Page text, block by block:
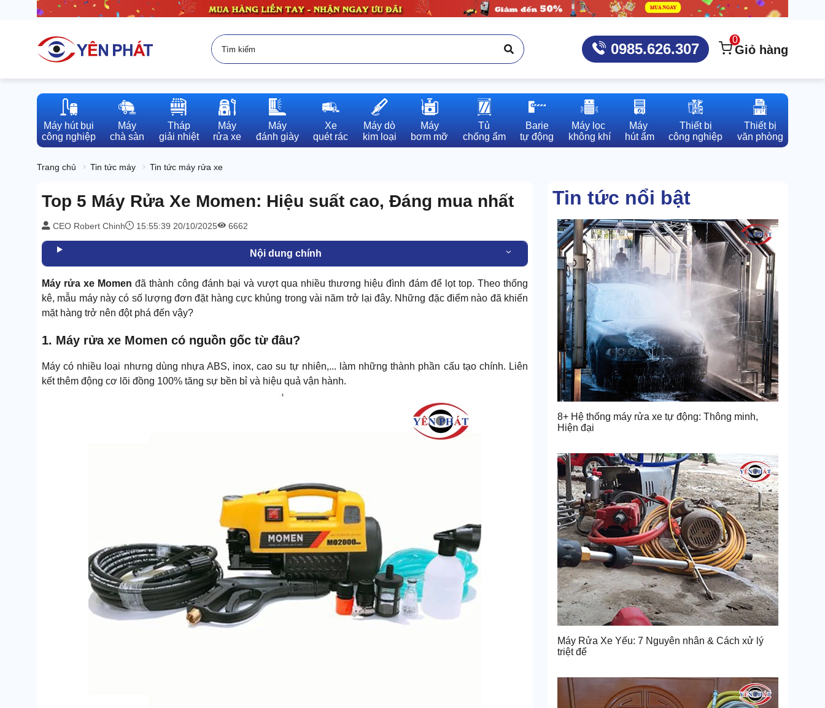
0985.626.307
0
Giỏ hàng
Máy hút bụi
công nghiệp
Máy
chà sàn
Tháp
giải nhiệt
Máy
rửa xe
Máy
đánh giày
Xe
quét rác
Máy dò
kim loại
Máy
bơm mỡ
Tủ
chống ẩm
Barie
tự động
Máy lọc
không khí
Máy
hút ẩm
Thiết bị
công nghiệp
Thiết bị
văn phòng
Trang chủ Tin tức máy Tin tức máy rửa xe
Top 5 Máy Rửa Xe Momen: Hiệu suất cao, Đáng mua nhất
CEO Robert Chinh 15:55:39 20/10/2025 6662
Nội dung chính
Máy rửa xe Momen đã thành công đánh bại và vượt qua nhiều thương hiệu đình đám để lọt top. Theo thống
kê, mẫu máy này có số lượng đơn đặt hàng cực khủng trong vài năm trở lại đây. Những đặc điểm nào đã khiến
mặt hàng trở nên đột phá đến vậy?
1. Máy rửa xe Momen có nguồn gốc từ đâu?
Máy có nhiều loại nhưng dùng nhựa ABS, inox, cao su tự nhiên,... làm những thành phần cấu tạo chính. Liên
kết thêm động cơ lõi đồng 100% tăng sự bền bỉ và hiệu quả vận hành.
Tin tức nổi bật
8+ Hệ thống máy rửa xe tự động: Thông minh,
Hiện đại
Máy Rửa Xe Yếu: 7 Nguyên nhân & Cách xử lý
triệt để